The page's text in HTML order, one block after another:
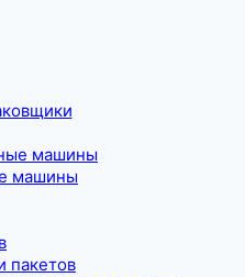
машины
машины
пакетов